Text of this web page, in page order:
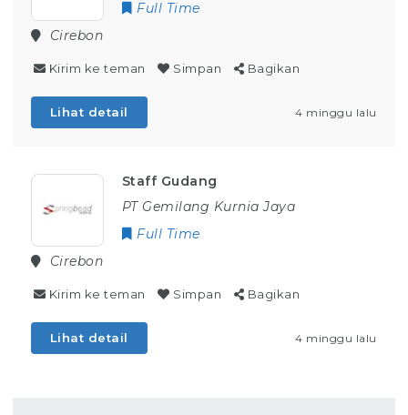
Full Time
Cirebon
Kirim ke teman Simpan Bagikan
Lihat detail 4 minggu lalu
Staff Gudang
PT Gemilang Kurnia Jaya
Full Time
Cirebon
Kirim ke teman Simpan Bagikan
Lihat detail 4 minggu lalu